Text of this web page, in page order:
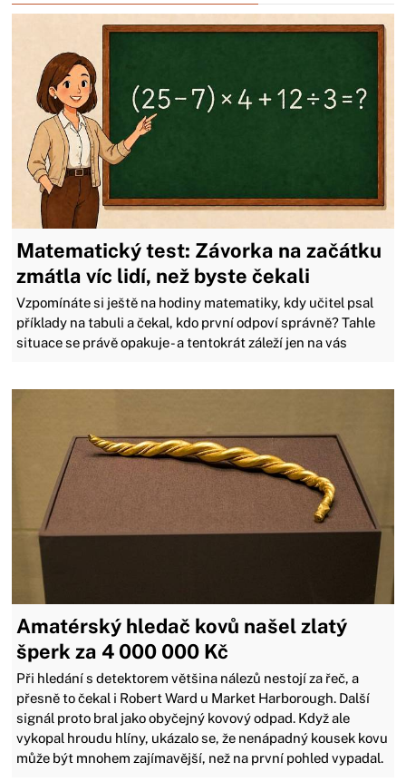
Matematický test: Závorka na začátku
zmátla víc lidí, než byste čekali
Vzpomínáte si ještě na hodiny matematiky, kdy učitel psal
příklady na tabuli a čekal, kdo první odpoví správně? Tahle
situace se právě opakuje - a tentokrát záleží jen na vás
Amatérský hledač kovů našel zlatý
šperk za 4 000 000 Kč
Při hledání s detektorem většina nálezů nestojí za řeč, a
přesně to čekal i Robert Ward u Market Harborough. Další
signál proto bral jako obyčejný kovový odpad. Když ale
vykopal hroudu hlíny, ukázalo se, že nenápadný kousek kovu
může být mnohem zajímavější, než na první pohled vypadal.